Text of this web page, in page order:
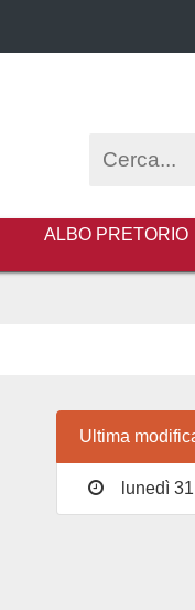
ALBO PRETORIO
Ultima
lunedì